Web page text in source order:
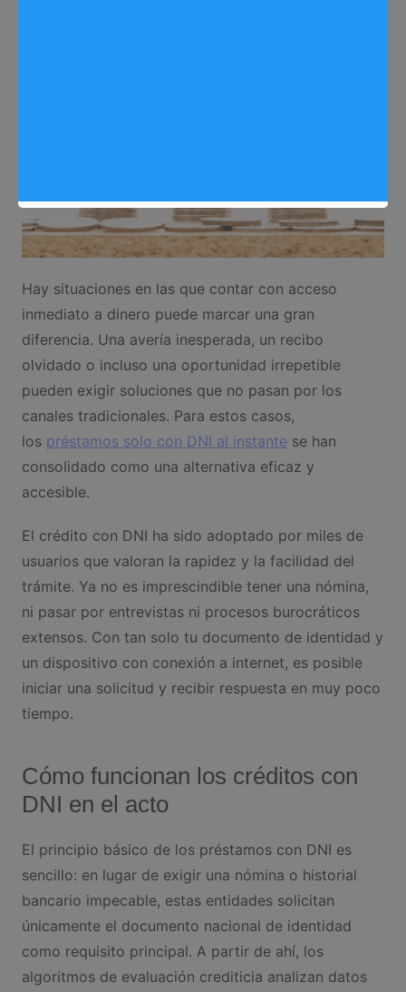
Hay situaciones en las que contar con acceso
inmediato a dinero puede marcar una gran
diferencia. Una avería inesperada, un recibo
olvidado o incluso una oportunidad irrepetible
pueden exigir soluciones que no pasan por los
canales tradicionales. Para estos casos,
los préstamos solo con DNI al instantese han
consolidado como una alternativa eficaz y
accesible.
El crédito con DNI ha sido adoptado por miles de
usuarios que valoran la rapidez y la facilidad del
trámite. Ya no es imprescindible tener una nómina,
ni pasar por entrevistas ni procesos burocráticos
extensos. Con tan solo tu documento de identidad y
un dispositivo con conexión a internet, es posible
iniciar una solicitud y recibir respuesta en muy poco
tiempo.
Cómo funcionan los créditos con
DNI en el acto
El principio básico de los préstamos con DNI es
sencillo: en lugar de exigir una nómina o historial
bancario impecable, estas entidades solicitan
únicamente el documento nacional de identidad
como requisito principal. A partir de ahí, los
algoritmos de evaluación crediticia analizan datos